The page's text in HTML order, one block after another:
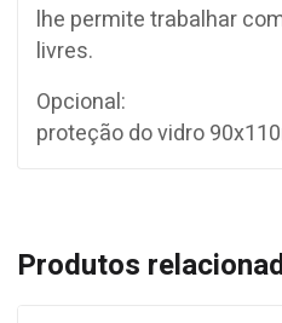
lhe permite trabalhar
livres.
Opcional:
proteção do vidro
Produtos